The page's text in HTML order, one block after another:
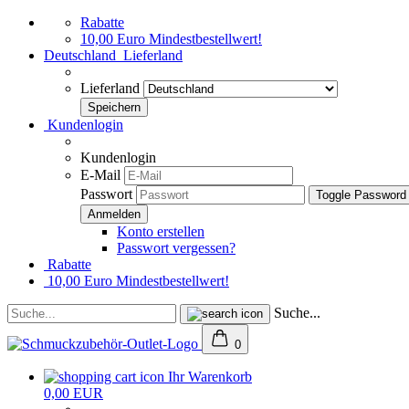
Rabatte
10,00 Euro Mindestbestellwert!
Deutschland Lieferland
Lieferland
Kundenlogin
Kundenlogin
E-Mail
Passwort
Toggle
Konto erstellen
Passwort vergessen?
Rabatte
10,00 Euro Mindestbestellwert!
Suche...
0
Ihr Warenkorb
0,00 EUR